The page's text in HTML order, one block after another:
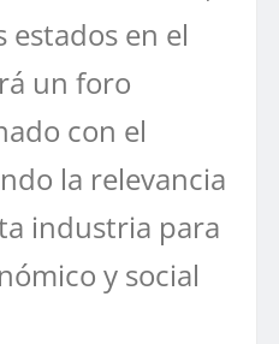
estados en el
un foro
con el
la relevancia
industria para
y social